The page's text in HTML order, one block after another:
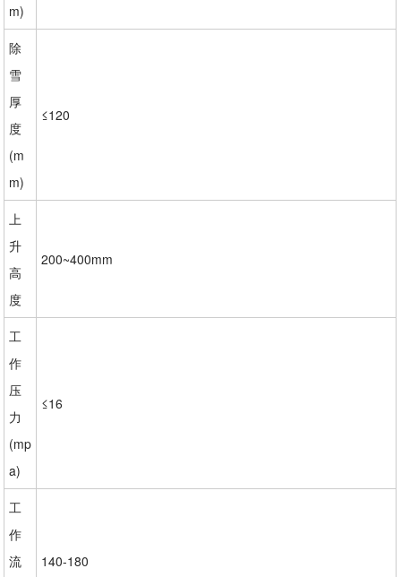
m)
除
雪
厚
度
(m
m)
≤120
上
升
高
度
200~400mm
工
作
压
力
(mp
a)
≤16
工
作
流
140-180